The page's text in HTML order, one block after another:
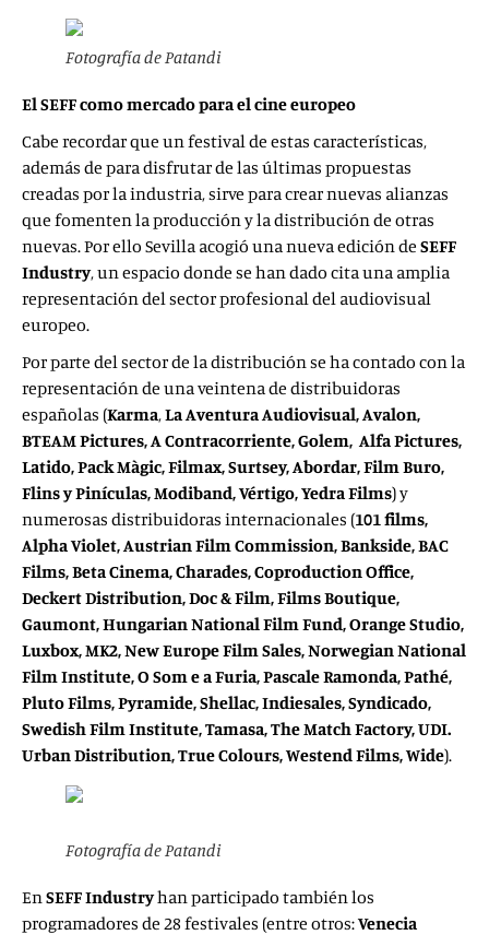
Fotografía de Patandi
El SEFF como mercado para el cine europeo
Cabe recordar que un festival de estas características,
además de para disfrutar de las últimas propuestas
creadas por la industria, sirve para crear nuevas alianzas
que fomenten la producción y la distribución de otras
nuevas. Por ello Sevilla acogió una nueva edición de SEFF
Industry, un espacio donde se han dado cita una amplia
representación del sector profesional del audiovisual
europeo.
Por parte del sector de la distribución se ha contado con la
representación de una veintena de distribuidoras
españolas (Karma,La Aventura Audiovisual, Avalon,
BTEAM Pictures, A Contracorriente, Golem, Alfa Pictures,
Latido, Pack Màgic, Filmax, Surtsey, Abordar, Film Buro,
Flins y Pinículas, Modiband, Vértigo, Yedra Films) y
numerosas distribuidoras internacionales (101 films,
Alpha Violet, Austrian Film Commission, Bankside, BAC
Films, Beta Cinema, Charades, Coproduction Office,
Deckert Distribution, Doc & Film, Films Boutique,
Gaumont, Hungarian National Film Fund, Orange Studio,
Luxbox, MK2, New Europe Film Sales, Norwegian National
Film Institute, O Som e a Furia, Pascale Ramonda, Pathé,
Pluto Films, Pyramide, Shellac, Indiesales, Syndicado,
Swedish Film Institute, Tamasa, The Match Factory, UDI.
Urban Distribution, True Colours, Westend Films, Wide).
Fotografía de Patandi
EnSEFF Industryhan participado también los
programadores de 28 festivales (entre otros:Venecia